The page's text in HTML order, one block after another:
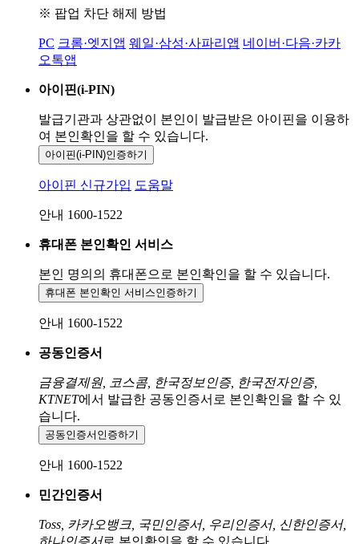
※ 팝업 차단 해제 방법
PC 크롬·엣지앱 웨일·삼성·사파리앱 네이버·다음·카카
오톡앱
아이핀(i-PIN)
발급기관과 상관없이 본인이 발급받은 아이핀을 이용하
여 본인확인을 할 수 있습니다.
아이핀(i-PIN)인증하기
아이핀 신규가입 도움말
안내 1600-1522
휴대폰 본인확인 서비스
본인 명의의 휴대폰으로 본인확인을 할 수 있습니다.
휴대폰 본인확인 서비스인증하기
안내 1600-1522
공동인증서
금융결제원, 코스콤, 한국정보인증, 한국전자인증,
KTNET에서 발급한 공동인증서로 본인확인을 할 수 있
습니다.
공동인증서 인증하기
안내 1600-1522
민간인증서
Toss, 카카오뱅크, 국민인증서, 우리인증서, 신한인증서,